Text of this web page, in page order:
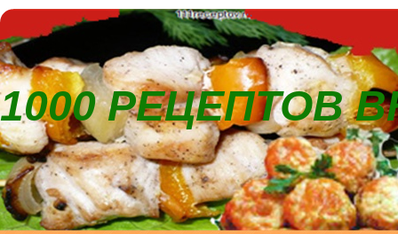
1000 РЕЦЕПТОВ